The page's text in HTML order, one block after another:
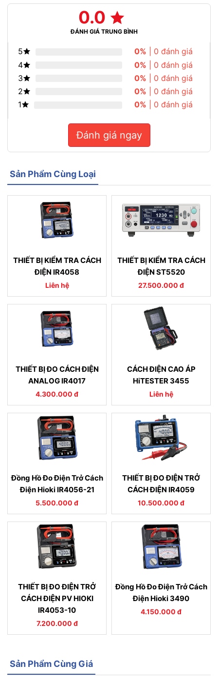
0.0
ĐÁNH GIÁ TRUNG BÌNH
5 0% | 0 đánh giá
4
0% | 0 đánh giá
3
0% | 0 đánh giá
2
0% | 0 đánh giá
1
0% | 0 đánh giá
Đánh giá ngay
Sản Phẩm Cùng Loại
THIẾT BỊ KIỂM TRA CÁCH
ĐIỆN IR4058
Liên hệ
THIẾT BỊ KIỂM TRA CÁCH
ĐIỆN ST5520
27.500.000 đ
THIẾT BỊ ĐO CÁCH ĐIỆN
ANALOG IR4017
4.300.000 đ
CÁCH ĐIỆN CAO ÁP
HiTESTER 3455
Liên hệ
Đồng Hồ Đo Điện Trở Cách
Điện Hioki IR4056-21
5.500.000 đ
THIẾT BỊ ĐO ĐIỆN TRỞ
CÁCH ĐIỆN IR4059
10.500.000 đ
THIẾT BỊ ĐO ĐIỆN TRỞ
CÁCH ĐIỆN PV HIOKI
IR4053-10
7.200.000 đ
Đồng Hồ Đo Điện Trở Cách
Điện Hioki 3490
4.150.000 đ
Sản Phẩm Cùng Giá